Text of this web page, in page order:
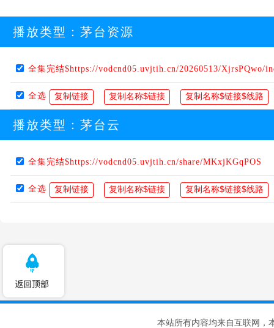
播放类型： 茅台资源
全集完结$https://vodcnd05.uvjtih.cn/20260513/XjrsPQwo/
全选
播放类型： 茅台云
全集完结$https://vodcnd05.uvjtih.cn/share/MKxjKGqPOS
全选
本站所有内容均来自互联网，